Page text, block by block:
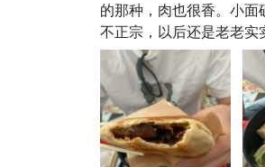
的那种，肉也很香。小面
不正宗，以后还是老老实